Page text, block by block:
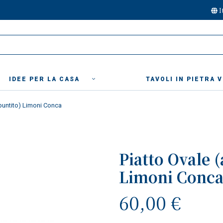
IDEE PER LA CASA TAVOLI IN PIETRA
Limoni Conca
Piatto Ovale
Limoni Conca
60,00 €